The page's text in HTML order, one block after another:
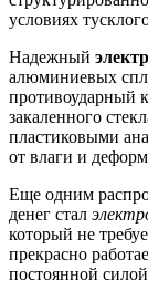
условиях
Надежный
алюминиевых
противоударный
закаленного
пластиковыми
от влаги и
Еще одним
денег стал
который не
прекрасно
постоянной